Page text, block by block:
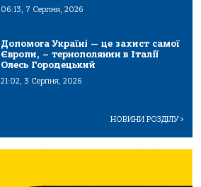
06:13, 7 Серпня, 2026
Допомога Україні — це захист самої
Європи, – тернополянин в Італії
Олесь Городецький
21:02, 3 Серпня, 2026
НОВИНИ РОЗДІЛУ>